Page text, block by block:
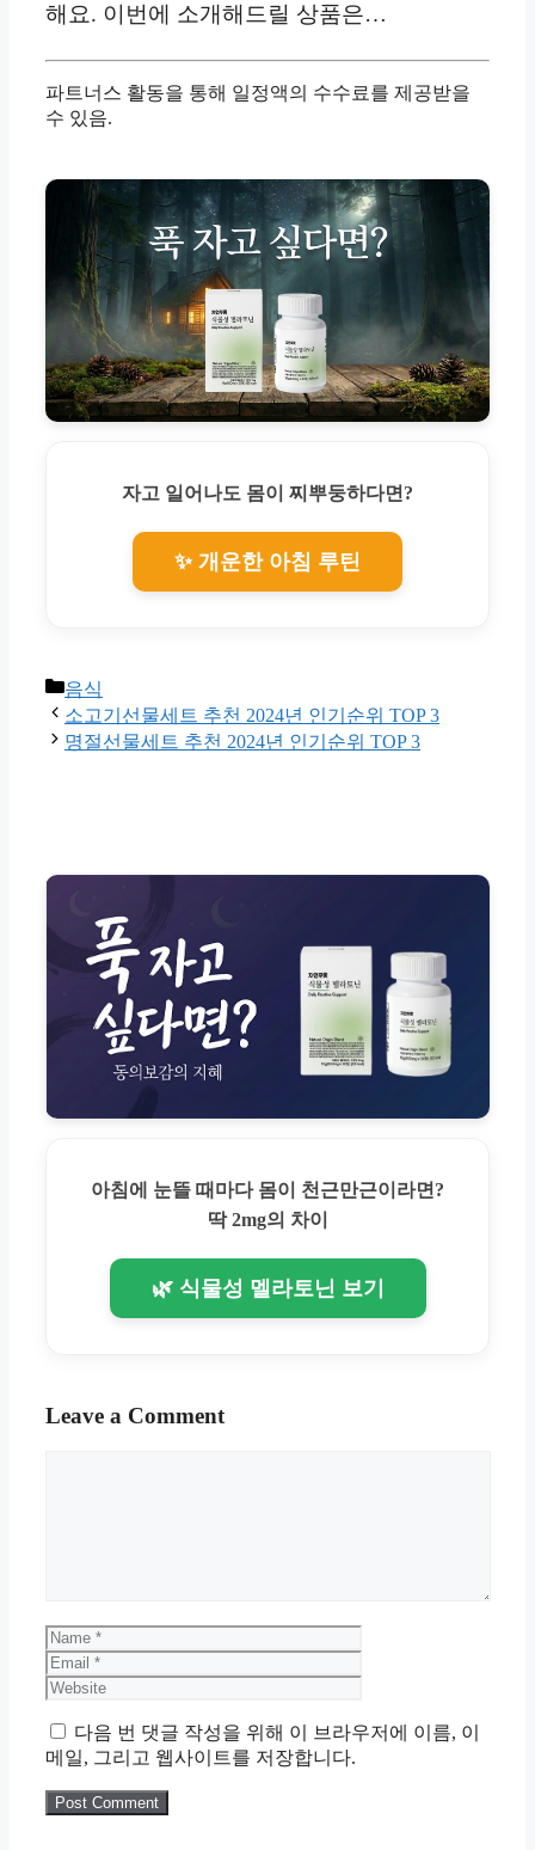
해요. 이번에 소개해드릴 상품은…
파트너스 활동을 통해 일정액의 수수료를 제공받을
수 있음.
자고 일어나도 몸이 찌뿌둥하다면?
✨ 개운한 아침 루틴
Categories
음식
소고기선물세트 추천 2024년 인기순위 TOP 3
명절선물세트 추천 2024년 인기순위 TOP 3
아침에 눈뜰 때마다 몸이 천근만근이라면?
딱 2mg의 차이
🌿 식물성 멜라토닌 보기
Leave a Comment
Name
다음 번 댓글 작성을 위해 이 브라우저에 이름, 이
메일, 그리고 웹사이트를 저장합니다.